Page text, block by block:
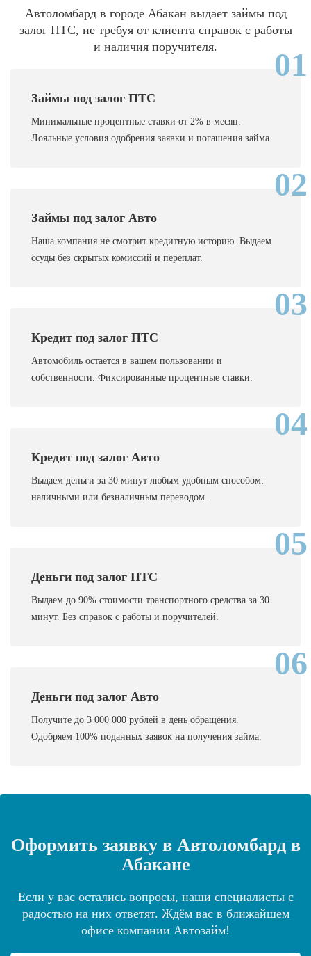
Автоломбард в городе Абакан выдает займы под
залог ПТС, не требуя от клиента справок с работы
и наличия поручителя.
01
Займы под залог ПТС
Минимальные процентные ставки от 2% в месяц.
Лояльные условия одобрения заявки и погашения займа.
02
Займы под залог Авто
Наша компания не смотрит кредитную историю. Выдаем
ссуды без скрытых комиссий и переплат.
03
Кредит под залог ПТС
Автомобиль остается в вашем пользовании и
собственности. Фиксированные процентные ставки.
04
Кредит под залог Авто
Выдаем деньги за 30 минут любым удобным способом:
наличными или безналичным переводом.
05
Деньги под залог ПТС
Выдаем до 90% стоимости транспортного средства за 30
минут. Без справок с работы и поручителей.
06
Деньги под залог Авто
Получите до 3 000 000 рублей в день обращения.
Одобряем 100% поданных заявок на получения займа.
Оформить заявку в Автоломбард в
Абакане
Если у вас остались вопросы, наши специалисты с
радостью на них ответят. Ждём вас в ближайшем
офисе компании Автозайм!